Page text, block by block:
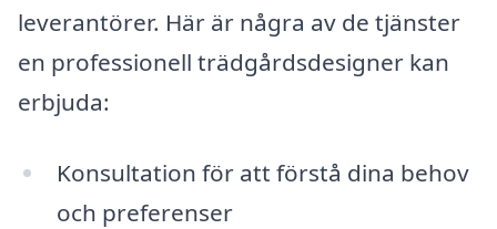
leverantörer. Här är några av de tjänster
en professionell trädgårdsdesigner kan
erbjuda:
Konsultation för att förstå dina behov
och preferenser